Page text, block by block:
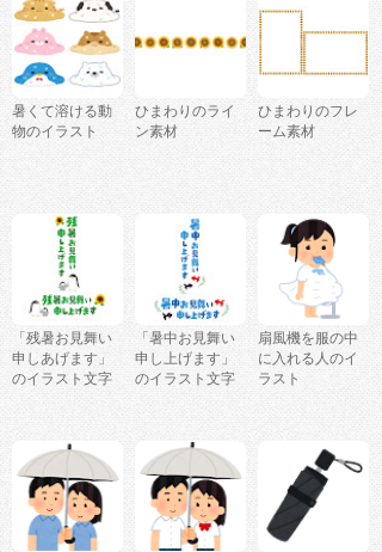
暑くて溶ける動
物のイラスト
ひまわりのライ
ン素材
ひまわりのフレ
ーム素材
「残暑お見舞い
申しあげます」
のイラスト文字
「暑中お見舞い
申し上げます」
のイラスト文字
扇風機を服の中
に入れる人のイ
ラスト